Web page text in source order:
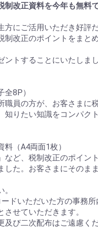
制改正資料を今年も無料
方にご活用いただき好評
制改正のポイントをまと
ントすることにいたしまし
8P）
職員の方が、お客さまに
知りたい知識をコンパク
（A4両面1枚）
など、税制改正のポイン
した。お客さまにそのま
ドいただいた方の事務
せていただきます。
び二次配布はご遠慮くだ